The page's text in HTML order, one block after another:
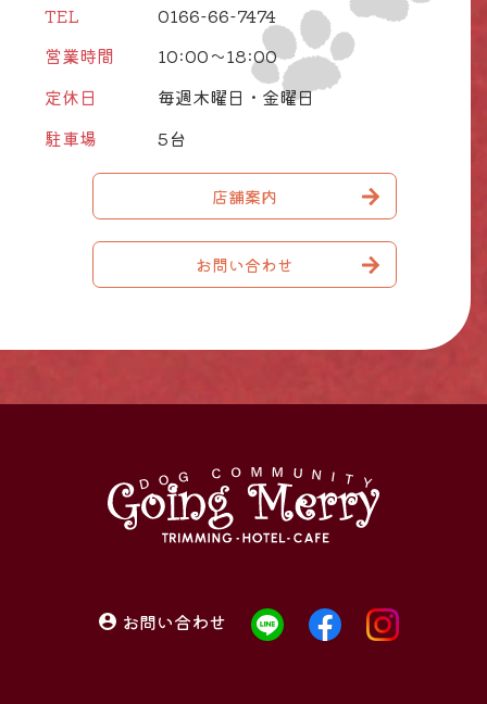
TEL
0166-66-7474
営業時間
10:00～18:00
定休日
毎週木曜日・金曜日
駐車場
5台
店舗案内
お問い合わせ
お問い合わせ